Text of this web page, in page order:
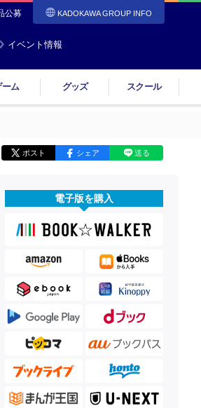
公募 KADOKAWA GROUP INFO
イベント情報
ーム グッズ スクール
ポスト シェア 送る
電子版を購入